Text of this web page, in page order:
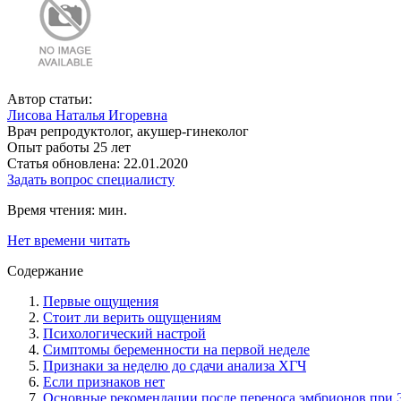
Автор статьи:
Лисова Наталья Игоревна
Врач репродуктолог, акушер-гинеколог
Опыт работы 25 лет
Статья обновлена: 22.01.2020
Задать вопрос специалисту
Время чтения: мин.
Нет времени читать
Содержание
Первые ощущения
Стоит ли верить ощущениям
Психологический настрой
Симптомы беременности на первой неделе
Признаки за неделю до сдачи анализа ХГЧ
Если признаков нет
Основные рекомендации после переноса эмбрионов